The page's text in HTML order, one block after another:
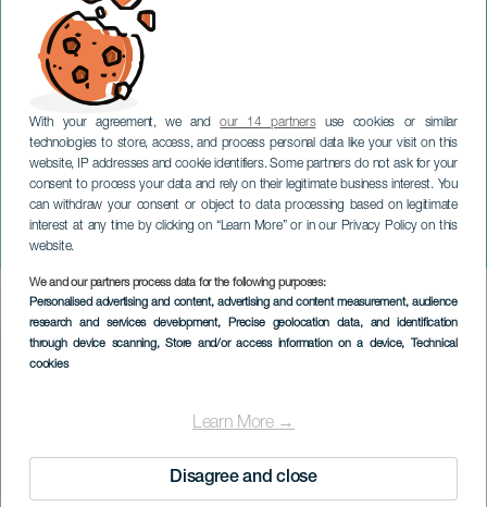
With your agreement, we andour 14 partnersuse cookies or similar
technologies to store, access, and process personal data like your visit on this
website, IP addresses and cookie identifiers. Some partners do not ask for your
consent to process your data and rely on their legitimate business interest. You
can withdraw your consent or object to data processing based on legitimate
interest at any time by clicking on “Learn More” or in our Privacy Policy on this
website.
We and our partners process data for the following purposes:
Personalised advertising and content, advertising and content measurement, audience
research and services development, Precise geolocation data, and identification
through device scanning, Store and/or access information on a device, Technical
cookies
Learn More →
Disagree and close
Tasate hantverksmässa
GRAN CANARIA
Imagen
Listado